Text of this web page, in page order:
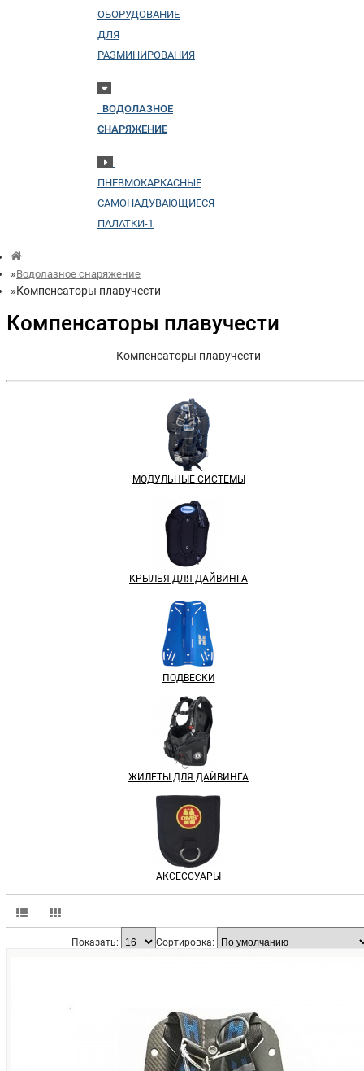
ОБОРУДОВАНИЕ
ДЛЯ
РАЗМИНИРОВАНИЯ
ВОДОЛАЗНОЕ
СНАРЯЖЕНИЕ
ПНЕВМОКАРКАСНЫЕ
САМОНАДУВАЮЩИЕСЯ
ПАЛАТКИ-1
Водолазное снаряжение
Компенсаторы плавучести
Компенсаторы плавучести
Компенсаторы плавучести
МОДУЛЬНЫЕ СИСТЕМЫ
КРЫЛЬЯ ДЛЯ ДАЙВИНГА
ПОДВЕСКИ
ЖИЛЕТЫ ДЛЯ ДАЙВИНГА
АКСЕССУАРЫ
Сортировка:
Показать: